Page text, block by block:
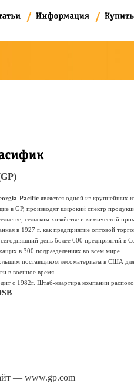
Pacific является одной из крупнейших
в GP, производят широкий спектр
сельском хозяйстве и химической
в 1927 г. как предприятие оптовой
сегодняшний день более 600 предприятий
в 300 подразделениях во всем мире.
поставщиком лесоматериала в США
в военное время.
с 1982г. Штаб-квартира компании
:
— www.gp.com